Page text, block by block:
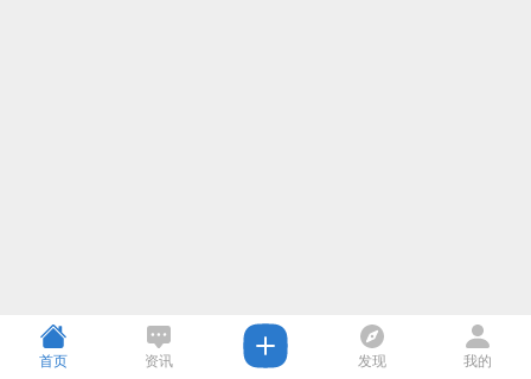
首页 资讯 发现 我的